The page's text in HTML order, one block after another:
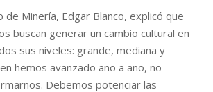
de Minería, Edgar Blanco, explicó que
buscan generar un cambio cultural en
sus niveles: grande, mediana y
hemos avanzado año a año, no
Debemos potenciar las